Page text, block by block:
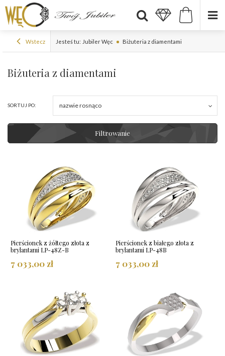
Wstecz Jesteś tu: Jubiler Węc Biżuteria z diamentami
Biżuteria z diamentami
SORTUJ PO: nazwie rosnąco
Filtrowanie
Pierścionek z żółtego złota z
brylantami LP-48Z-B
7 033,00 zł
Pierścionek z białego złota z
brylantami LP-48B
7 033,00 zł